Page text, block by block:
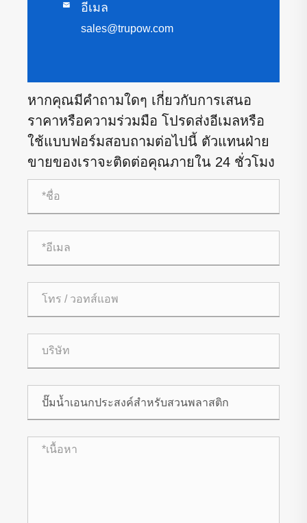
 อีเมล
sales@trupow.com
หากคุณมีคำถามใดๆ เกี่ยวกับการเสนอ
ราคาหรือความร่วมมือ โปรดส่งอีเมลหรือ
ใช้แบบฟอร์มสอบถามต่อไปนี้ ตัวแทนฝ่าย
ขายของเราจะติดต่อคุณภายใน 24 ชั่วโมง